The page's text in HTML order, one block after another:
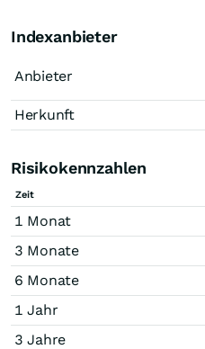
Indexanbieter
Anbieter
Herkunft
Risikokennzahlen
Zeit
1 Monat
3 Monate
6 Monate
1 Jahr
3 Jahre